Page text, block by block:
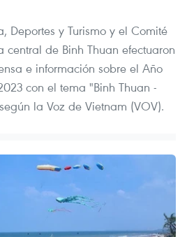
Deportes y Turismo y el Comité
central de Binh Thuan efectuaron
e información sobre el Año
con el tema "Binh Thuan -
la Voz de Vietnam (VOV).